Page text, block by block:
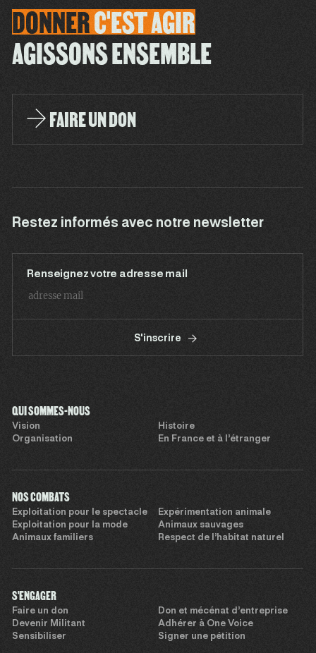
DONNERC'ESTAGIR
AGISSONS ENSEMBLE
FAIRE UN DON
Restez informés avec notre newsletter
Renseignez votre adresse mail
S'inscrire
QUI SOMMES-NOUS
Vision
Histoire
Organisation
En France et à l’étranger
NOS COMBATS
Exploitation pour le spectacle
Expérimentation animale
Exploitation pour la mode
Animaux sauvages
Animaux familiers
Respect de l’habitat naturel
S'ENGAGER
Faire un don
Don et mécénat d’entreprise
Devenir Militant
Adhérer à One Voice
Sensibiliser
Signer une pétition